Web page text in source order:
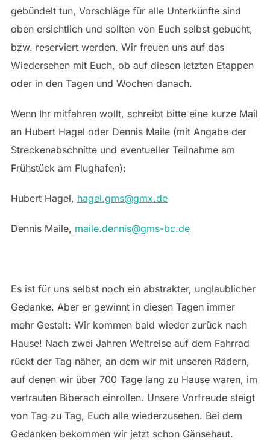
gebündelt tun, Vorschläge für alle Unterkünfte sind
oben ersichtlich und sollten von Euch selbst gebucht,
bzw. reserviert werden. Wir freuen uns auf das
Wiedersehen mit Euch, ob auf diesen letzten Etappen
oder in den Tagen und Wochen danach.
Wenn Ihr mitfahren wollt, schreibt bitte eine kurze Mail
an Hubert Hagel oder Dennis Maile (mit Angabe der
Streckenabschnitte und eventueller Teilnahme am
Frühstück am Flughafen):
Hubert Hagel, hagel.gms@gmx.de
Dennis Maile, maile.dennis@gms-bc.de
Es ist für uns selbst noch ein abstrakter, unglaublicher
Gedanke. Aber er gewinnt in diesen Tagen immer
mehr Gestalt: Wir kommen bald wieder zurück nach
Hause! Nach zwei Jahren Weltreise auf dem Fahrrad
rückt der Tag näher, an dem wir mit unseren Rädern,
auf denen wir über 700 Tage lang zu Hause waren, im
vertrauten Biberach einrollen. Unsere Vorfreude steigt
von Tag zu Tag, Euch alle wiederzusehen. Bei dem
Gedanken bekommen wir jetzt schon Gänsehaut.